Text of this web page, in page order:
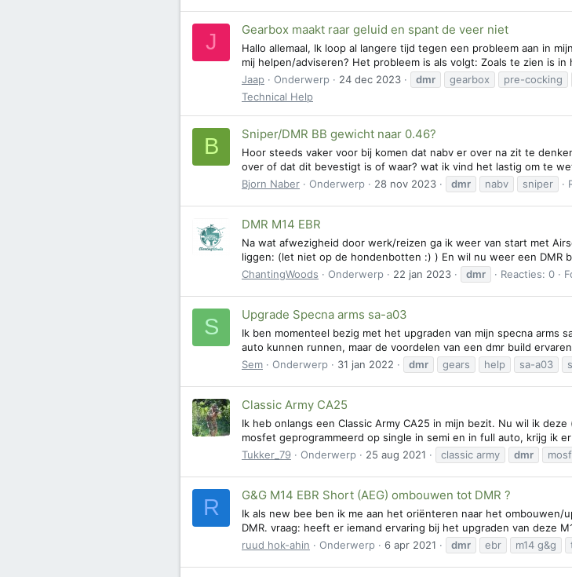
J Gearbox maakt raar geluid en spant de veer niet
Hallo allemaal, Ik loop al langere tijd tegen een probleem aan in
mij helpen/adviseren? Het probleem is als volgt: Zoals te zien is
Jaap
Onderwerp 24 dec 2023 dmr gearbox pre-cocking
Technical Help
B Sniper/DMR BB gewicht naar 0.46?
Hoor steeds vaker voor bij komen dat nabv er over na zit te
over of dat dit bevestigt is of waar? wat ik vind het lastig om te
Bjorn Naber
Onderwerp 28 nov 2023 dmr nabv sniper
DMR M14 EBR
Na wat afwezigheid door werk/reizen ga ik weer van start met
liggen: (let niet op de hondenbotten :) ) En wil nu weer een DMR
ChantingWoods
Onderwerp 22 jan 2023 dmr Reacties: 0
S Upgrade Specna arms sa-a03
Ik ben momenteel bezig met het upgraden van mijn specna arms
auto kunnen runnen, maar de voordelen van een dmr build
Sem
Onderwerp 31 jan 2022 dmr gears help sa-a03
Classic Army CA25
Ik heb onlangs een Classic Army CA25 in mijn bezit. Nu wil ik
mosfet geprogrammeerd op single in semi en in full auto, krijg ik
Tukker_79
Onderwerp 25 aug 2021 classic army dmr
R G&G M14 EBR Short (AEG) ombouwen tot DMR ?
Ik als new bee ben ik me aan het oriënteren naar het ombouwen/
DMR. vraag: heeft er iemand ervaring bij het upgraden van deze
ruud hok-ahin
Onderwerp 6 apr 2021 dmr ebr m14 g&g